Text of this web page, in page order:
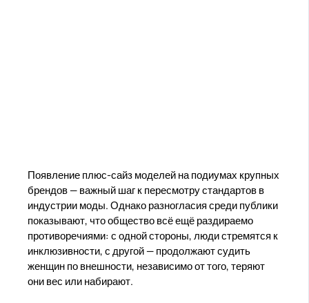
Появление плюс-сайз моделей на подиумах крупных
брендов — важный шаг к пересмотру стандартов в
индустрии моды. Однако разногласия среди публики
показывают, что общество всё ещё раздираемо
противоречиями: с одной стороны, люди стремятся к
инклюзивности, с другой — продолжают судить
женщин по внешности, независимо от того, теряют
они вес или набирают.